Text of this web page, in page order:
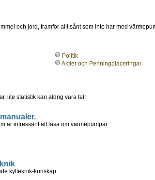
och jord, framför allt sånt som inte har med
Politik
Aktier och Penningplaceringar
lite statistik kan aldrig vara fel!
är intressant att läsa om värmepumpar.
kylteknik-kunskap.